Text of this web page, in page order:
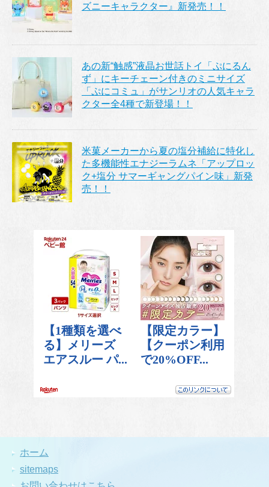
ズニーキャラクター』新発売！！
あの新“触感”液晶お世話トイ「ぷにるん
ず」にキーチェーン付きのミニサイズ
「ぷにコミュ」がサンリオの人気キャラ
クター全4種で新登場！！
米菓メーカーから夏の塩分補給に特化し
た多機能性エナジーラムネ「アップロッ
ク+塩分 サマーギャングパイン味」新発
売！！
ホーム
sitemaps